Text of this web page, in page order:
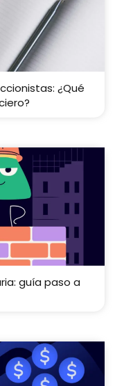
¿Qué
guía paso a